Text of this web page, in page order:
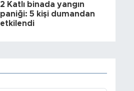
2 Katlı binada yangın
paniği: 5 kişi dumandan
etkilendi